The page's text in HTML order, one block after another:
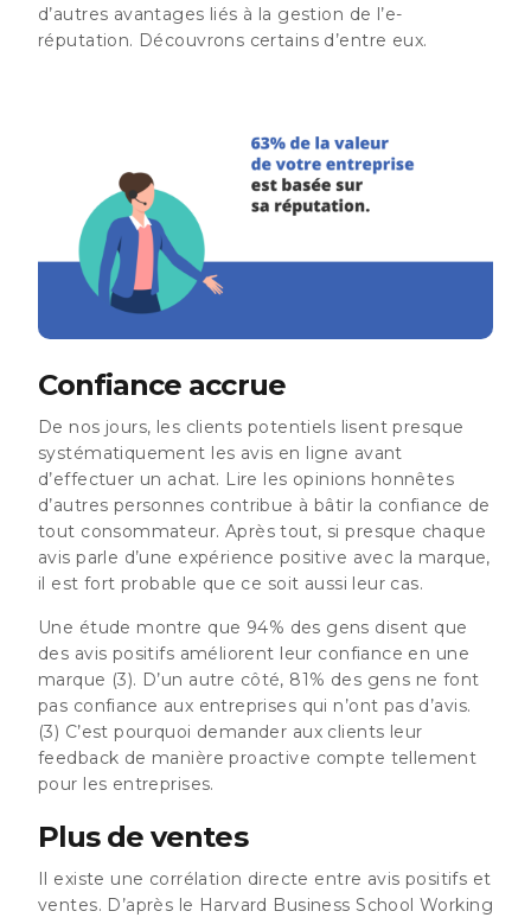
d’autres avantages liés à la gestion de l’e-
réputation. Découvrons certains d’entre eux.
Confiance accrue
De nos jours, les clients potentiels lisent presque
systématiquement les avis en ligne avant
d’effectuer un achat. Lire les opinions honnêtes
d’autres personnes contribue à bâtir la confiance de
tout consommateur. Après tout, si presque chaque
avis parle d’une expérience positive avec la marque,
il est fort probable que ce soit aussi leur cas.
Une étude montre que 94% des gens disent que
des avis positifs améliorent leur confiance en une
marque (3). D’un autre côté, 81% des gens ne font
pas confiance aux entreprises qui n’ont pas d’avis.
(3) C’est pourquoi demander aux clients leur
feedback de manière proactive compte tellement
pour les entreprises.
Plus de ventes
Il existe une corrélation directe entre avis positifs et
ventes. D’après le Harvard Business School Working